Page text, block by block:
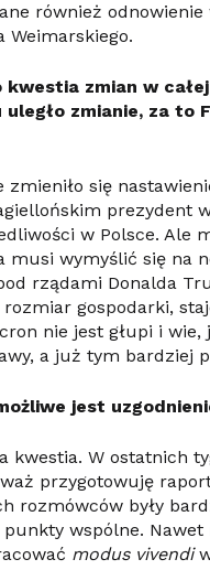
również
kwestia zmian w
zmianie, za to
zmieniło się
prezydent
w Polsce. Ale
musi wymyślić się na
rządami Donalda
gospodarki,
nie jest głupi i
a już tym bardziej
jest
kwestia. W ostatnich
przygotowuję
rozmówców były
wspólne.
modus vivendi